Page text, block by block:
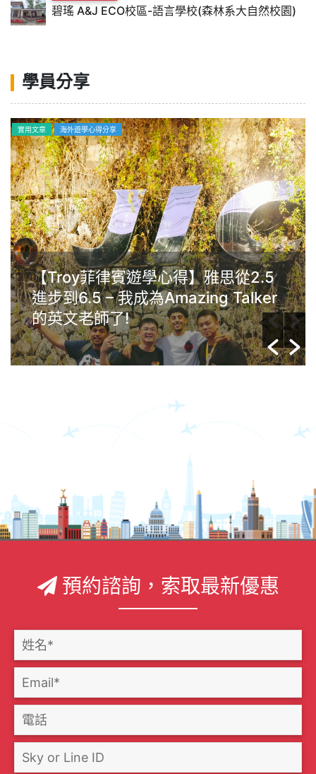
碧瑤 A&J ECO校區-語言學校(森林系大自然校園)
學員分享
海外遊學心得分享
菲律賓遊學心得】雅思從2.5
到6.5 – 我成為Amazing Talker
文老師了!
海外遊學心得
學
制
預約諮詢，索取最新優惠